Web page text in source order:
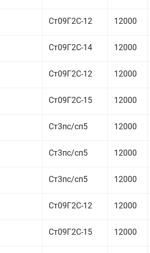
Ст09Г2С-12 12000
Ст09Г2С-14 12000
Ст09Г2С-12 12000
Ст09Г2С-15 12000
Ст3пс/сп5 12000
Ст3пс/сп5 12000
Ст3пс/сп5 12000
Ст09Г2С-12 12000
Ст09Г2С-15 12000